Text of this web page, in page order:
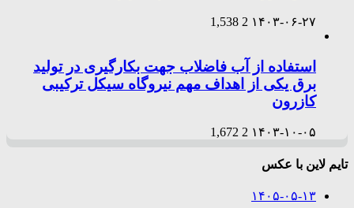
۱۴۰۳-۰۶-۲۷ 2
1,538
استفاده از آب فاضلاب جهت بکارگیری در تولید
برق یکی از اهداف مهم نیروگاه سیکل ترکیبی
کازرون
۱۴۰۳-۱۰-۰۵ 2
1,672
تایم لاین با عکس
۱۴۰۵-۰۵-۱۳